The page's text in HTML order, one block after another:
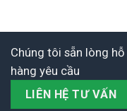
Chúng tôi sẵn lòng
hàng yêu cầu
LIÊN HỆ TƯ VẤN